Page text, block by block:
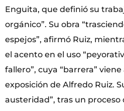
Enguita, que definió su
orgánico”. Su obra
espejos”, afirmó Ruiz,
el acento en el uso
fallero”, cuya “barrera”
exposición de Alfredo Ruiz.
austeridad”, tras un proceso